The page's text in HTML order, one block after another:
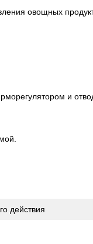
овощных
и
действия